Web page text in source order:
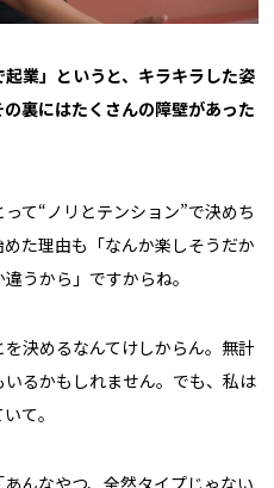
起業」というと、キラキラした姿
裏にはたくさんの障壁があった
て“ノリとテンション”で決めち
た理由も「なんか楽しそうだか
うから」ですからね。
を決めるなんてけしからん。無計
るかもしれません。でも、私は
て。
んなやつ、全然タイプじゃない